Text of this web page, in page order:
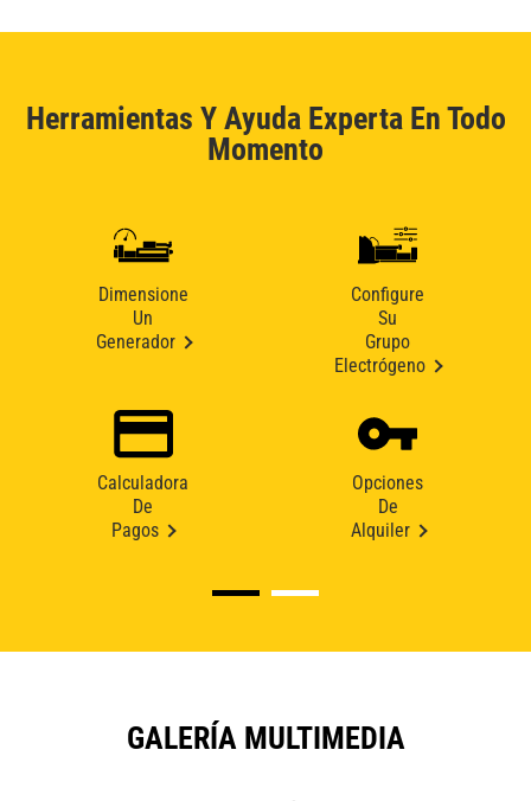
Herramientas Y Ayuda Experta En Todo
Momento
Dimensione
Un
Generador
Configure
Su
Grupo
Electrógeno
Calculadora
De
Pagos
Opciones
De
Alquiler
GALERÍA MULTIMEDIA